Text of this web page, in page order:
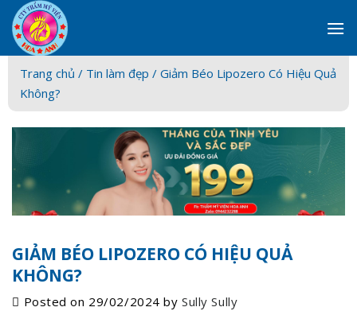
Skip
to
content
Trang chủ / Tin làm đẹp / Giảm Béo Lipozero Có Hiệu Quả
Không?
GIẢM BÉO LIPOZERO CÓ HIỆU QUẢ
KHÔNG?
Posted on 29/02/2024 bySully Sully